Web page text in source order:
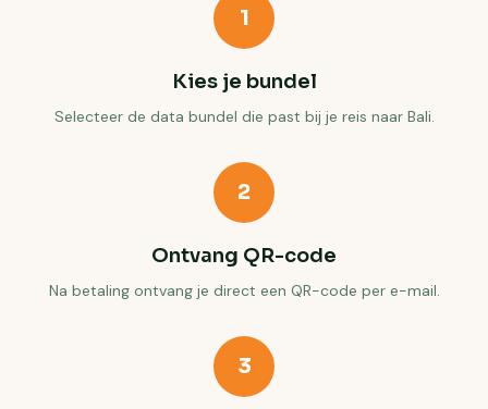
1
Kies je bundel
Selecteer de data bundel die past bij je reis naar Bali.
2
Ontvang QR-code
Na betaling ontvang je direct een QR-code per e-mail.
3